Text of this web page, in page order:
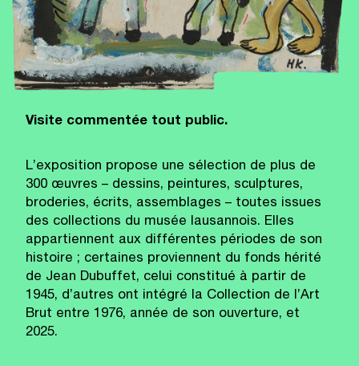
Visite commentée tout public.
L’exposition propose une sélection de plus de
300 œuvres – dessins, peintures, sculptures,
broderies, écrits, assemblages – toutes issues
des collections du musée lausannois. Elles
appartiennent aux différentes périodes de son
histoire ; certaines proviennent du fonds hérité
de Jean Dubuffet, celui constitué à partir de
1945, d’autres ont intégré la Collection de l’Art
Brut entre 1976, année de son ouverture, et
2025.